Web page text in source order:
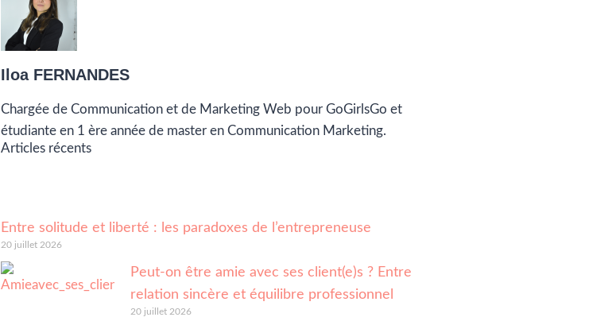
Iloa FERNANDES
Chargée de Communication et de Marketing Web pour GoGirlsGo et
étudiante en 1 ère année de master en Communication Marketing.
Articles récents
Entre solitude et liberté : les paradoxes de l’entrepreneuse
20 juillet 2026
Peut-on être amie avec ses client(e)s ? Entre
relation sincère et équilibre professionnel
20 juillet 2026